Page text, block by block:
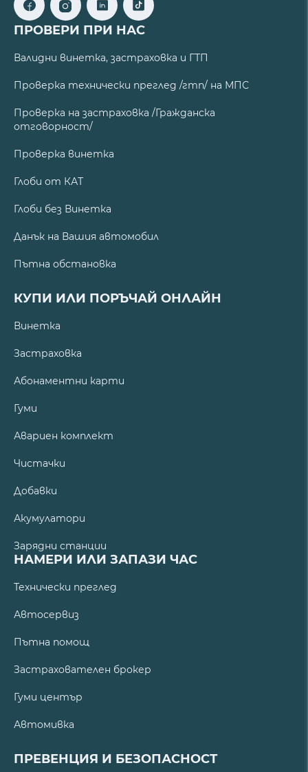
ПРОВЕРИ ПРИ НАС
Валидни винетка, застраховка и ГТП
Проверка технически преглед /гтп/ на МПС
Проверка на застраховка /Гражданска
отговорност/
Проверка винетка
Глоби от КАТ
Глоби без Винетка
Данък на Вашия автомобил
Пътна обстановка
КУПИ ИЛИ ПОРЪЧАЙ ОНЛАЙН
Винетка
Застраховка
Абонаментни карти
Гуми
Авариен комплект
Чистачки
Добавки
Акумулатори
Зарядни станции
НАМЕРИ ИЛИ ЗАПАЗИ ЧАС
Технически преглед
Автосервиз
Пътна помощ
Застрахователен брокер
Гуми център
Автомивка
ПРЕВЕНЦИЯ И БЕЗОПАСНОСТ